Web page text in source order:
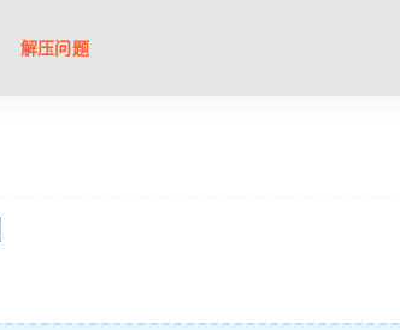
解压问题